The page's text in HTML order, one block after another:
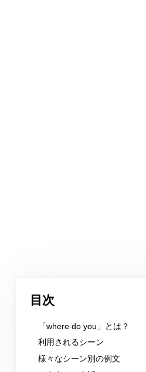
目次
「where do you」とは？
利用されるシーン
様々なシーン別の例文